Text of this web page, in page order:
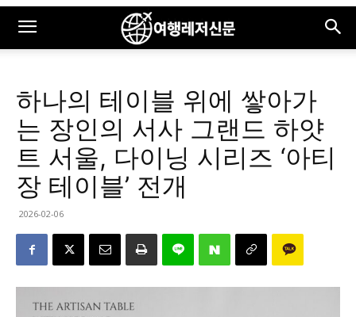
하나의 테이블 위에 쌓아가
는 장인의 서사 그랜드 하얏
트 서울, 다이닝 시리즈 ‘아티
장 테이블’ 전개
2026-02-06